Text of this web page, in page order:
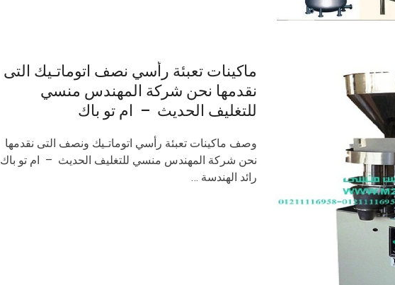
ماكينات تعبئة رأسي نصف اتوماتـيك التى
نقدمها نحن شركة المهندس منسي
للتغليف الحديث – ام تو باك
وصف ماكينات تعبئة رأسي اتوماتـيك ونصف التى نقدمها
نحن شركة المهندس منسي للتغليف الحديث – ام تو باك
رائد الهندسة …